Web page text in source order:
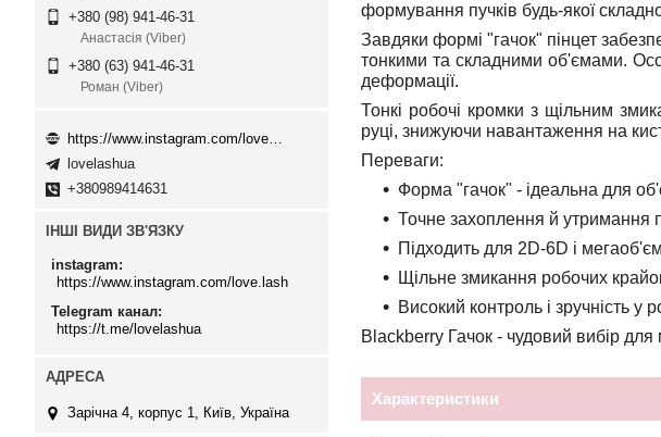
формування пучків будь-якої
Завдяки формі "гачок" пінцет
тонкими та складними об'ємами.
деформації.
Тонкі робочі кромки з щільним
руці, знижуючи навантаження на
Переваги:
Форма "гачок" - ідеальна для
Точне захоплення й утримання
Підходить для 2D-6D і
Щільне змикання робочих
Високий контроль і зручність у
Blackberry Гачок - чудовий вибір для
Характеристики
+380 (98) 941-46-31
Анастасія (Viber)
+380 (63) 941-46-31
Роман (Viber)
lovelashua
+380989414631
ІНШІ ВИДИ ЗВ'ЯЗКУ
instagram
https://www.instagram.com/love.lash
Telegram канал
https://t.me/lovelashua
Зарічна 4, корпус 1, Київ, Україна